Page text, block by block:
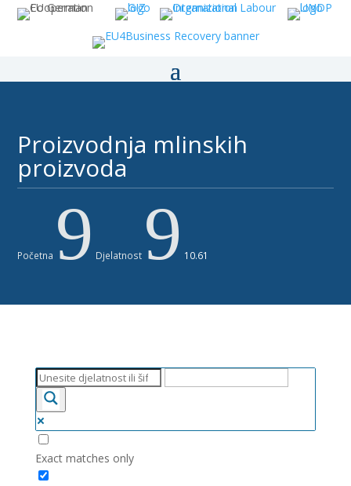
Proizvodnja mlinskih
proizvoda ​
Početna 9 Djelatnost 9 10.61
Exact matches only